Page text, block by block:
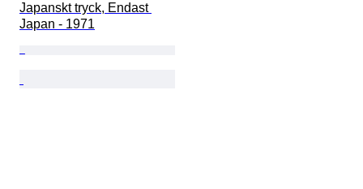
Japanskt tryck, Endast
Japan - 1971